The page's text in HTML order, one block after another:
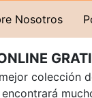
Nosotros
colección